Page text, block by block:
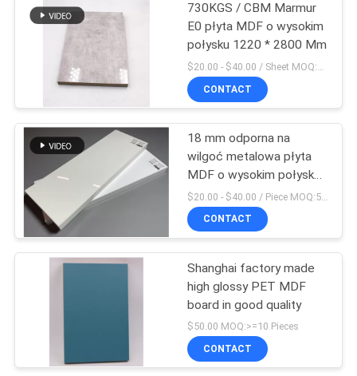
Płyta HPL
Płyta MDF UV
31
730KGS / CBM Marmur
E0 płyta MDF o wysokim
połysku 1220 * 2800 Mm
CONTACT
18 mm odporna na
wilgoć metalowa płyta
MDF o wysokim połysku
730 kg / CBM
CONTACT
Shanghai factory made
high glossy PET MDF
board in good quality
$50.00 MOQ:>=10 Pieces
CONTACT